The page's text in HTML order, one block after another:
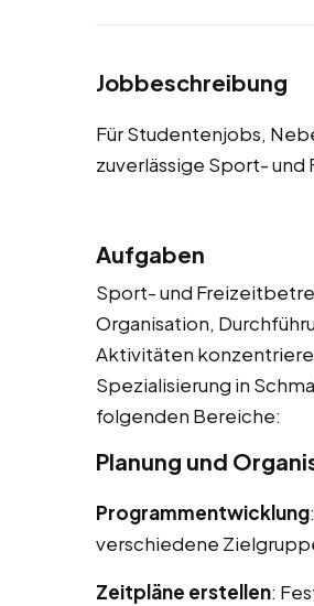
Jobbeschreibung
Für Studentenjobs,
zuverlässige Sport-
Aufgaben
Sport- und
Organisation,
Aktivitäten
Spezialisierung in
folgenden Bereiche:
Planung und
Programmentwicklung
verschiedene
Zeitpläne erstellen: